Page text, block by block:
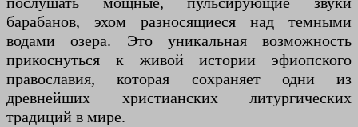
барабанов, эхом разносящиеся над темными
водами озера. Это уникальная возможность
прикоснуться к живой истории эфиопского
православия, которая сохраняет одни из
древнейших христианских литургических
традиций в мире.